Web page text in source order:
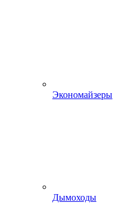
Экономайзеры
Дымоходы